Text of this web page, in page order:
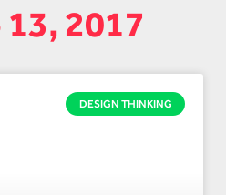
2017
DESIGN THINKING